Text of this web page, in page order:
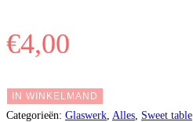
€4,00
IN WINKELMAND
Categorieën: Glaswerk Alles Sweet table